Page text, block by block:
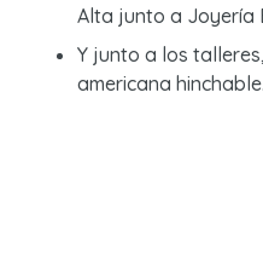
Alta junto a Joyería
Y junto a los
americana hinchable.